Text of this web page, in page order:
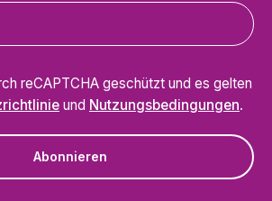
reCAPTCHA geschützt und es gelten
und Nutzungsbedingungen.
Abonnieren